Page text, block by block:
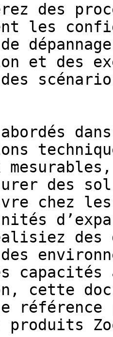
des
les
et des
des
chez
capacités
cette
produits